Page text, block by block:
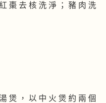
棗 去 核 洗 淨 ； 豬 肉 洗
煲 ， 以 中 火 煲 約 兩 個